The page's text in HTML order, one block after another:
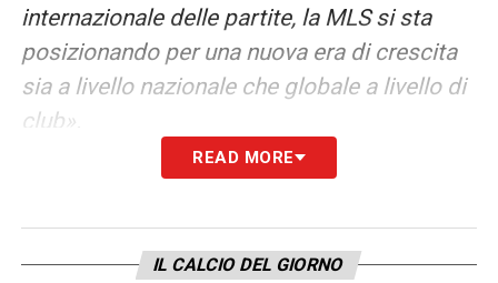
internazionale delle partite, la MLS si sta
posizionando per una nuova era di crescita
sia a livello nazionale che globale a livello di
club».
Infantino ha sottolineato come la
di sviluppo e visibilità, ma con questa
READ MORE
IL CALCIO DEL GIORNO